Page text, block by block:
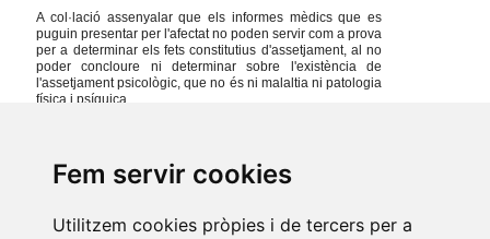
Fem servir cookies
Utilitzem cookies pròpies i de tercers per a
A col·lació assenyalar que els informes mèdics que es
puguin presentar per l'afectat no poden servir com a prova
per a determinar els fets constitutius d'assetjament, al no
poder concloure ni determinar sobre l'existència de
l'assetjament psicològic, que no és ni malaltia ni patologia
física i psíquica.
Últimes notícies